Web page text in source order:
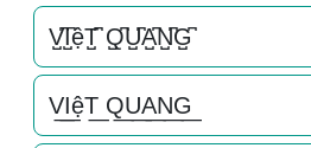
V̺͆I̺͆ệT̺͆ Q̺͆U̺͆A̺͆N̺͆G̺͆
V͟I͟ệT͟ Q͟U͟A͟N͟G͟